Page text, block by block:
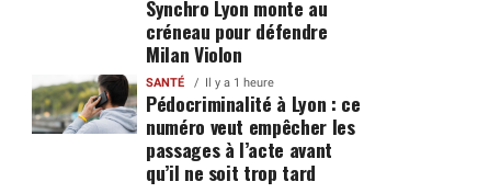
Synchro Lyon monte au
créneau pour défendre
Milan Violon
SANTÉ Il y a 1 heure
Pédocriminalité à Lyon : ce
numéro veut empêcher les
passages à l’acte avant
qu’il ne soit trop tard